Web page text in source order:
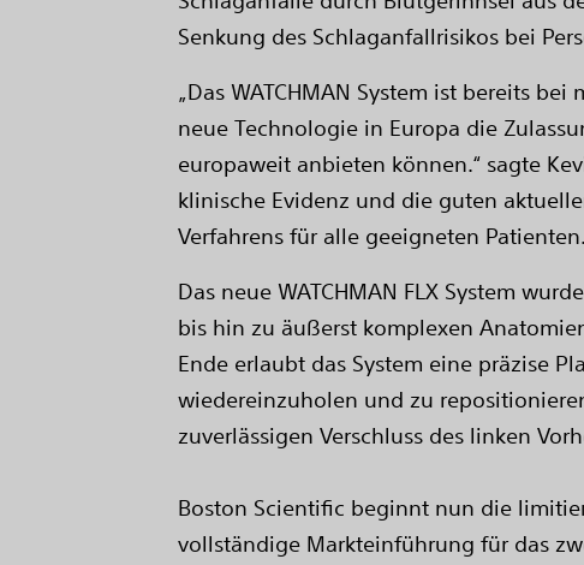
Senkung des Schlaganfallrisikos bei
„Das WATCHMAN System ist bereits
neue Technologie in Europa die
europaweit anbieten können.“ sagte
klinische Evidenz und die guten
Verfahrens für alle geeigneten
Das neue WATCHMAN FLX System
bis hin zu äußerst komplexen
Ende erlaubt das System eine präzise
wiedereinzuholen und zu
zuverlässigen Verschluss des linken
Boston Scientific beginnt nun die
vollständige Markteinführung für das